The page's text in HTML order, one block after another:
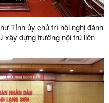
Tỉnh ủy chủ trì hội nghị đánh
xây dựng trường nội trú liên